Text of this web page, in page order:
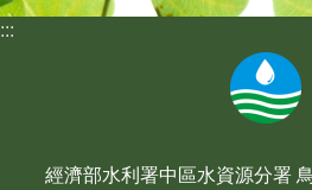
:::
經濟部水利署中區水資源分署